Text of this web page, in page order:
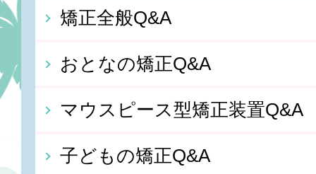
矯正全般Q&A
おとなの矯正Q&A
マウスピース型矯正装置Q&A
子どもの矯正Q&A